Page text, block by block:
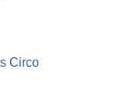
Circo